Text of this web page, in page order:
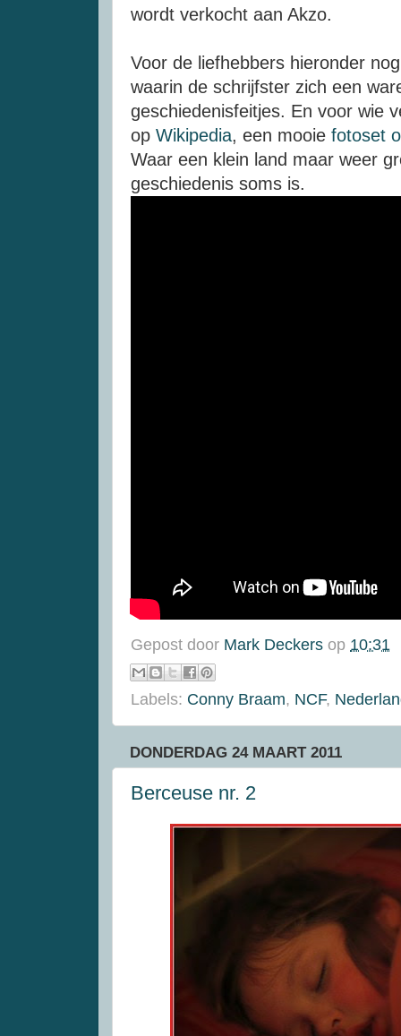
wordt verkocht aan Akzo.
Voor de liefhebbers hieronder
waarin de schrijfster zich een
geschiedenisfeitjes. En voor wie
op Wikipedia, een mooie fotoset
Waar een klein land maar weer
geschiedenis soms is.
Gepost door Mark Deckers op 10:31
Labels: Conny Braam, NCF,
DONDERDAG 24 MAART 2011
Berceuse nr. 2